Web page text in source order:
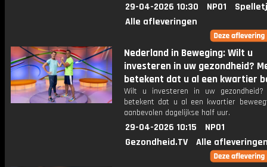
29-04-2026 10:30 NPO1
Alle afleveringen
Nederland in Beweging: Wilt u
investeren in uw gezondheid?
betekent dat u al een kwartier
Wilt u investeren in uw gezondheid?
betekent dat u al een kwartier
aanbevolen dagelijkse half uur.
29-04-2026 10:15
NPO1
Gezondheid.TV
Alle